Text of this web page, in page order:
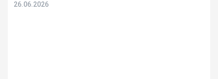
26.06.2026